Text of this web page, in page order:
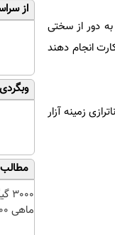
به دور از سختی
انجام دهند
زمینه آزار
از
وبگردی
ماهی 100 هزار تومان